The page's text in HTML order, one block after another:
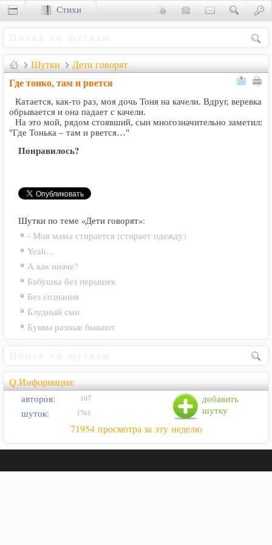
Шутки Дети говорят
Где тонко, там и рвется
Катается, как-то раз, моя дочь Тоня на качели. Вдруг, веревка
обрывается и она падает с качели.
На это мой, рядом стоявший, сын многозначительно заметил:
"Где Тонька – там и рвется…"
Понравилось?
Шутки по теме «Дети говорят»:
- Моя мама стирается (стирает одежду)
Yeah…
А как иначе?
Бабушка без перышек
Без сознания
Блудный сын
Буквы разные бывают
Q.Информация:
добавить
шутку
авторов: 107
шуток: 1761
71954 просмотра за эту неделю
Стихи